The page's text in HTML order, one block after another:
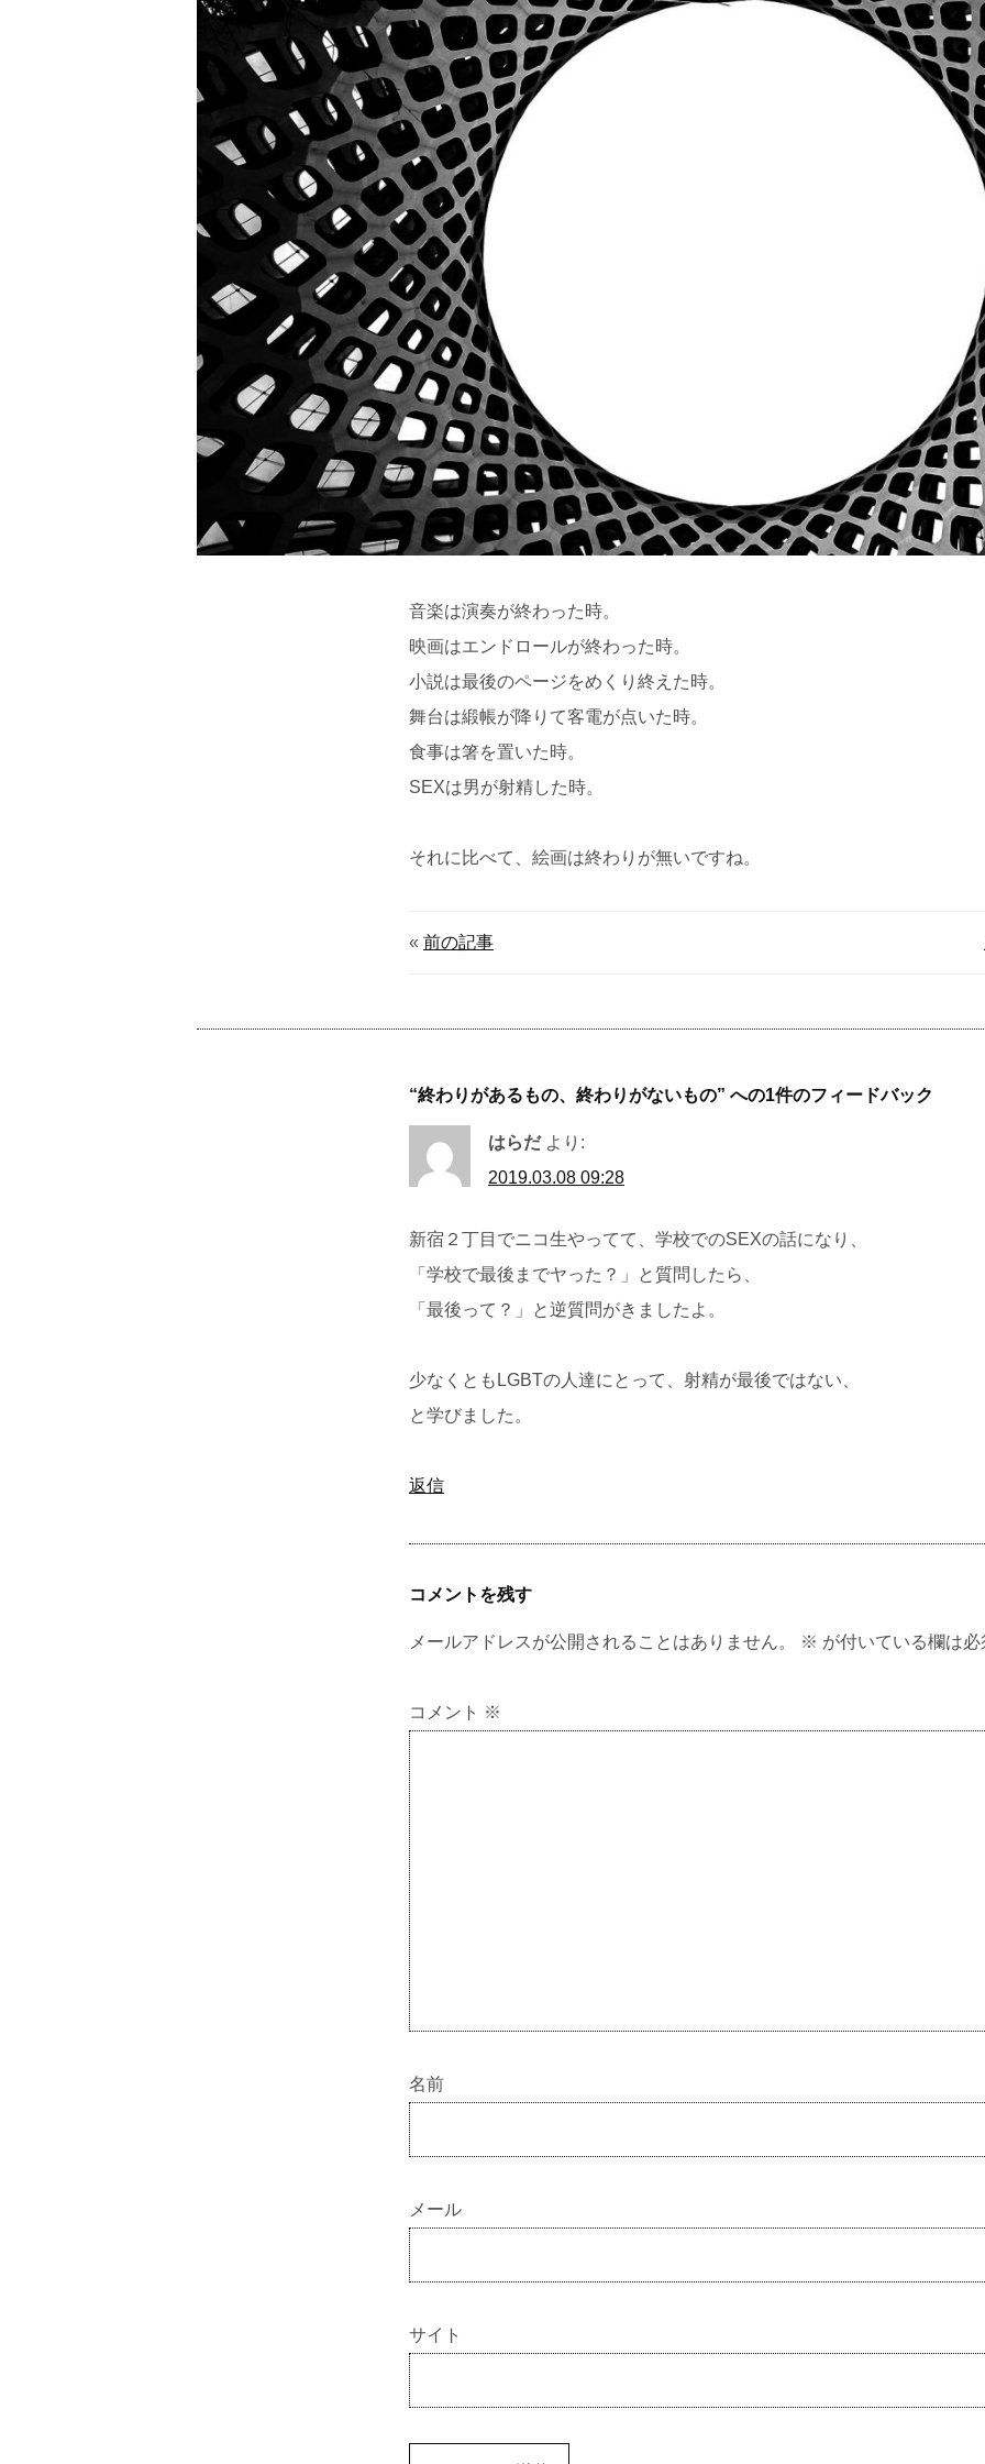
音楽は演奏が終わった時。
映画はエンドロールが終わった時。
小説は最後のページをめくり終えた時。
舞台は緞帳が降りて客電が点いた時。
食事は箸を置いた時。
SEXは男が射精した時。
それに比べて、絵画は終わりが無いですね。
« 前の記事
“終わりがあるもの、終わりがないもの” への1件のフィードバック
はらだ より:
2019.03.08 09:28
新宿２丁目でニコ生やってて、学校でのSEXの話になり、
「学校で最後までヤった？」と質問したら、
「最後って？」と逆質問がきましたよ。
少なくともLGBTの人達にとって、射精が最後ではない、
と学びました。
返信
コメントを残す
メールアドレスが公開されることはありません。 ※ が付いている欄は
コメント ※
名前
メール
サイト